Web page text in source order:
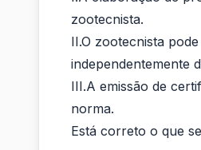
1.453/2022
os
campos
zootecnista.
II.O zootecnista
independentemente
III.A emissão de
norma.
Está correto o que